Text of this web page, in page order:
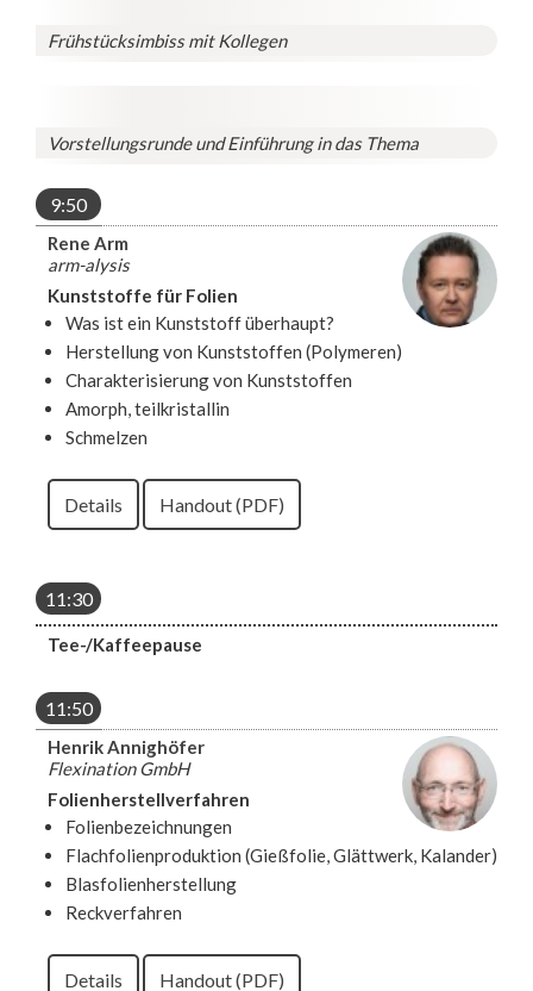
Frühstücksimbiss mit Kollegen
Vorstellungsrunde und Einführung in das Thema
9:50
Rene Arm
arm-alysis
Kunststoffe für Folien
Was ist ein Kunststoff überhaupt?
Herstellung von Kunststoffen (Polymeren)
Charakterisierung von Kunststoffen
Amorph, teilkristallin
Schmelzen
Details Handout (PDF)
11:30
Tee-/Kaffeepause
11:50
Henrik Annighöfer
Flexination GmbH
Folienherstellverfahren
Folienbezeichnungen
Flachfolienproduktion (Gießfolie, Glättwerk, Kalander)
Blasfolienherstellung
Reckverfahren
Details Handout (PDF)